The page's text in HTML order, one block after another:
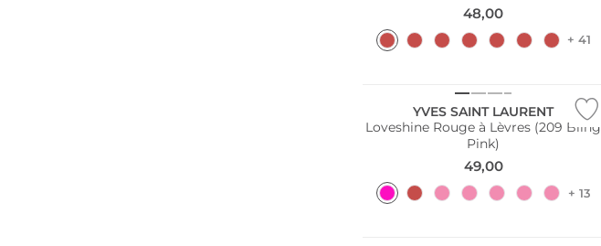
48,00
+ 41
YVES SAINT LAURENT
Loveshine Rouge à Lèvres (209 Bling
Pink)
49,00
+ 13